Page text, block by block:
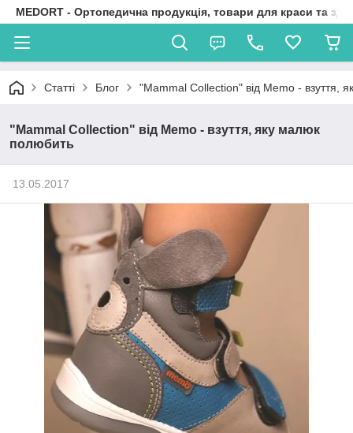
MEDORT - Ортопедична продукція, товари для краси та
Статті Блог "Mammal Collection" від Memo - взуття,
"Mammal Collection" від Memo - взуття, яку малюк
полюбить
13.05.2017